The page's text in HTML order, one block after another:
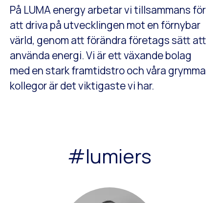
På LUMA energy arbetar vi tillsammans för
att driva på utvecklingen mot en förnybar
värld, genom att förändra företags sätt att
använda energi. Vi är ett växande bolag
med en stark framtidstro och våra grymma
kollegor är det viktigaste vi har.
#lumiers